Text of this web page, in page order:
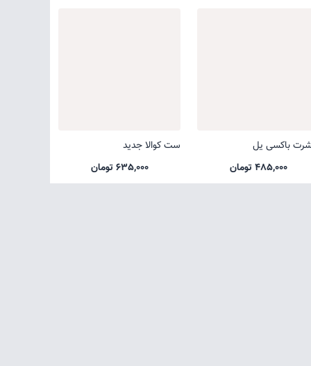
باکسی یل
485,000 تومان
ست کوالا جدید
635,000 تومان